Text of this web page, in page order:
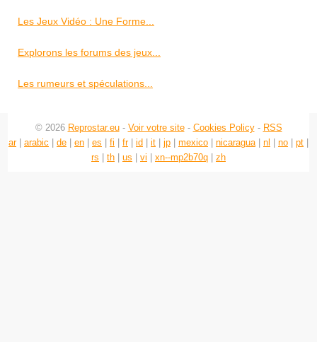
Les Jeux Vidéo : Une Forme...
Explorons les forums des jeux...
Les rumeurs et spéculations...
© 2026 Reprostar.eu- Voir votre site- Cookies Policy- RSS
ar| arabic de en es fi fr| id it jp mexico nicaragua| nl no pt
rs
th us vi xn--mp2b70q zh